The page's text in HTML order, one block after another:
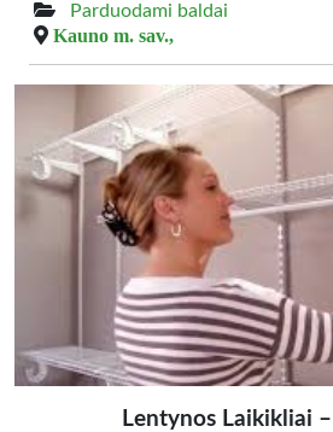
Parduodami baldai
Kauno m. sav.,
Lentynos Laikikliai